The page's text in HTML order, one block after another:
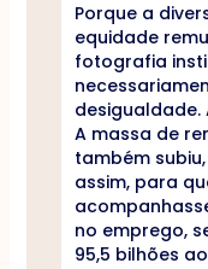
Porque a
equidade
fotografia
desigualdade.
A massa de
também subiu,
assim, para
no emprego,
95,5 bilhões